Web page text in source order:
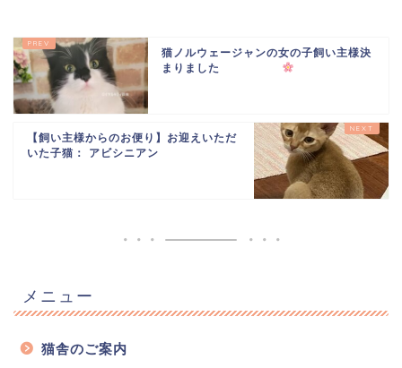
猫ノルウェージャンの女の子飼い主様決
まりました
【飼い主様からのお便り】お迎えいただ
いた子猫： アビシニアン
メニュー
猫舎のご案内